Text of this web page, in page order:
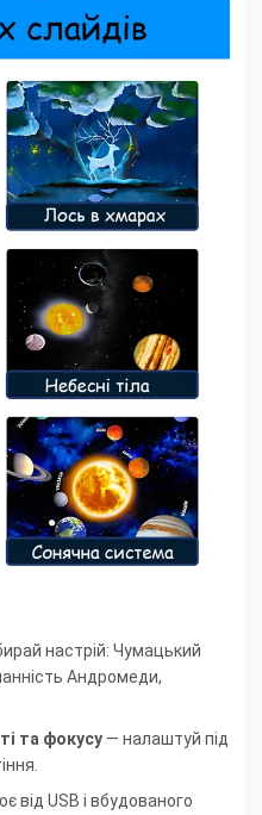
настрій: Чумацький
Андромеди,
та фокусу — налаштуй під
від USB і вбудованого